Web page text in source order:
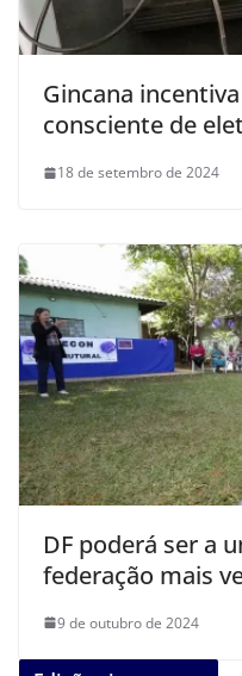
Gincana
consciente de
18 de setembro de 2024
DF poderá ser a
federação mais
9 de outubro de 2024